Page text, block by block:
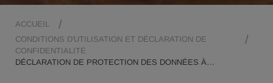
ACCUEIL
CONDITIONS D'UTILISATION ET DÉCLARATION DE
CONFIDENTIALITÉ
DÉCLARATION DE PROTECTION DES DONNÉES À